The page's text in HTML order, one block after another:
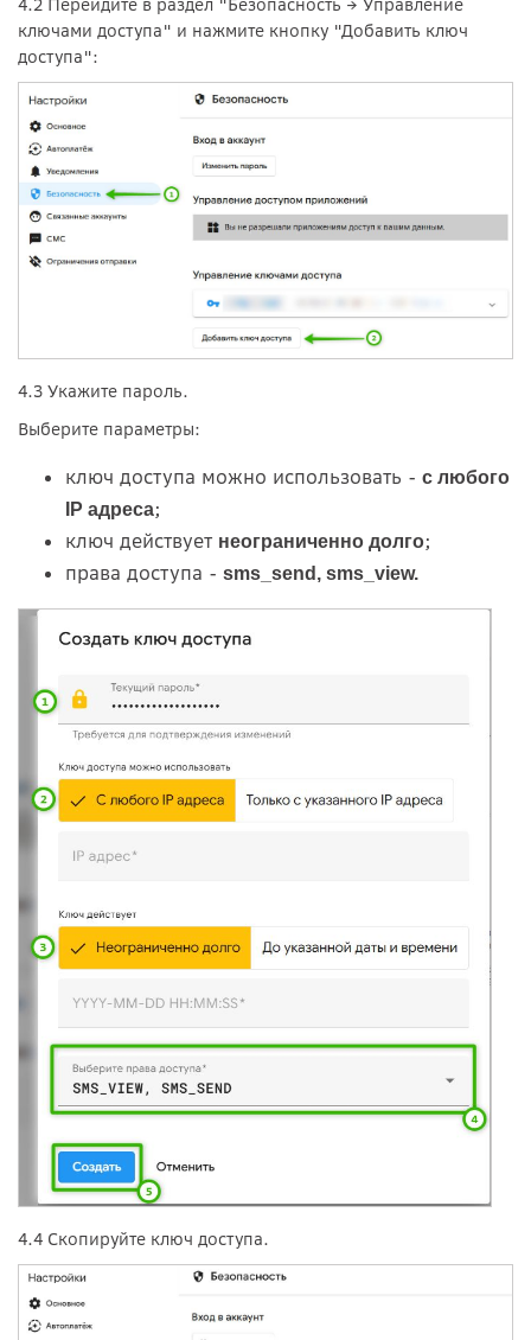
ключами доступа" и нажмите кнопку "Добавить ключ
доступа":
4.3 Укажите пароль.
Выберите параметры:
ключ доступа можно использовать - с любого
IP адреса;
ключ действует неограниченно долго;
права доступа - sms_send, sms_view.
4.4 Скопируйте ключ доступа.